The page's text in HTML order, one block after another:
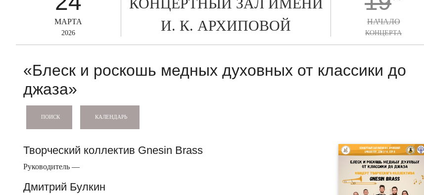
МАРТА
2026
И. К. АРХИПОВОЙ
НАЧАЛО
КОНЦЕРТА
«Блеск и роскошь медных духовных от классики до
джаза»
ПОИСК КАЛЕНДАРЬ
Творческий коллектив Gnesin Brass
Руководитель —
Дмитрий Булкин